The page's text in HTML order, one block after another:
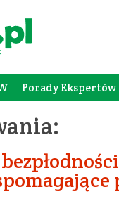
Porady Ekspertów